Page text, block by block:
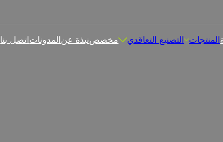
المنتجات التصنيع التعاقدي مخصصنبذة عنالمدوناتاتصل بنا